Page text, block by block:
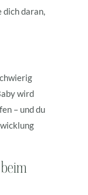
daran,
wird
– und du